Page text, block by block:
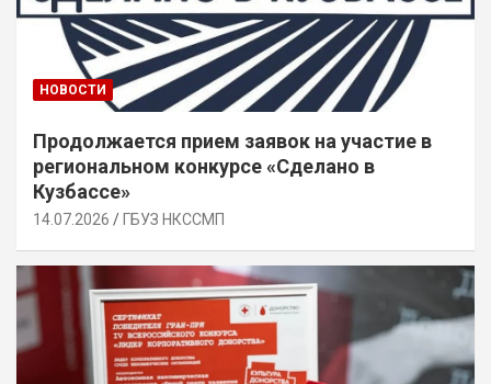
НОВОСТИ
Продолжается прием заявок на участие в
региональном конкурсе «Сделано в
Кузбассе»
14.07.2026 ГБУЗ НКССМП